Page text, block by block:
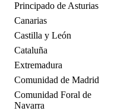
Principado de Asturias
Canarias
Castilla y León
Cataluña
Extremadura
Comunidad de Madrid
Comunidad Foral de
Navarra